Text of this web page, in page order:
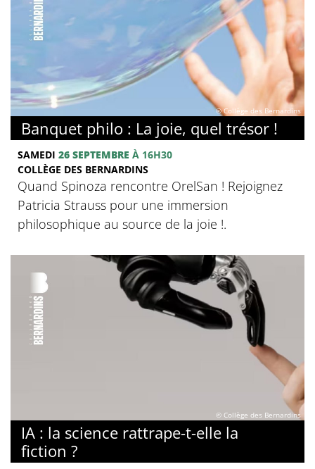
© Collège des Bernardins
Banquet philo : La joie, quel trésor !
SAMEDI 26 SEPTEMBRE À 16H30
COLLÈGE DES BERNARDINS
Quand Spinoza rencontre OrelSan ! Rejoignez
Patricia Strauss pour une immersion
philosophique au source de la joie !.
© Collège des Bernardins
IA : la science rattrape-t-elle la
fiction ?